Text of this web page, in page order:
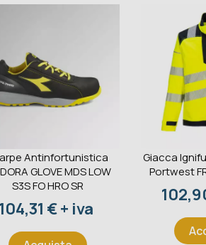
Antinfortunistica
GLOVE MDS LOW
S3S FO HRO SR
Prezzo
104,31 € + iva
Giacca
Portwest